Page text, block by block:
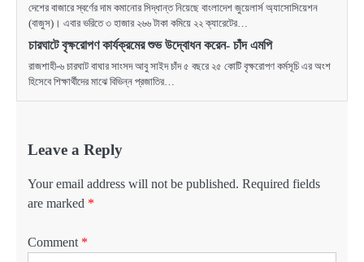
দেশের বাজারে স্বর্ণের দাম কমানোর সিদ্ধান্ত নিয়েছে বাংলাদেশ জুয়েলার্স অ্যাসোসিয়েশন
(বাজুস)। এবার ভরিতে ৩ হাজার ২৬৬ টাকা কমিয়ে ২২ ক্যারেটের…
চারঘাটে বৃক্ষরোপণ কার্যক্রমের শুভ উদ্বোধন করেন- চাঁদ এমপি
রাজশাহী-৬ চারঘাট বাঘার সাংসদ আবু সাইদ চাঁদ ৫ বছরে ২৫ কোটি বৃক্ষরোপণ কর্মসূচি এর অংশ
হিসেবে শিক্ষার্থীদের মাঝে বিভিন্ন প্রজাতির…
Leave a Reply
Your email address will not be published. Required fields
are marked *
Comment *